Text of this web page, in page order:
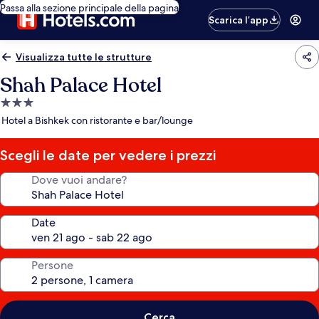
Passa alla sezione principale della pagina
Scarica l’app
Visualizza tutte le strutture
Shah Palace Hotel
Struttura
a
stelle
Hotel a Bishkek con ristorante e bar/lounge
Scegli le date per vedere i prezzi
Dove vuoi andare?
Date
Persone